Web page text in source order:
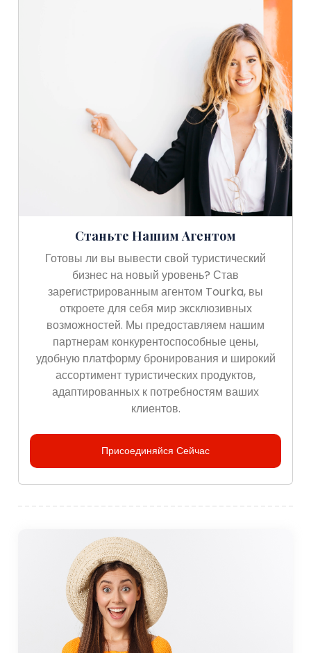
Станьте Нашим Агентом
Готовы ли вы вывести свой туристический
бизнес на новый уровень? Став
зарегистрированным агентом Tourka, вы
откроете для себя мир эксклюзивных
возможностей. Мы предоставляем нашим
партнерам конкурентоспособные цены,
удобную платформу бронирования и широкий
ассортимент туристических продуктов,
адаптированных к потребностям ваших
клиентов.
Присоединяйся Сейчас